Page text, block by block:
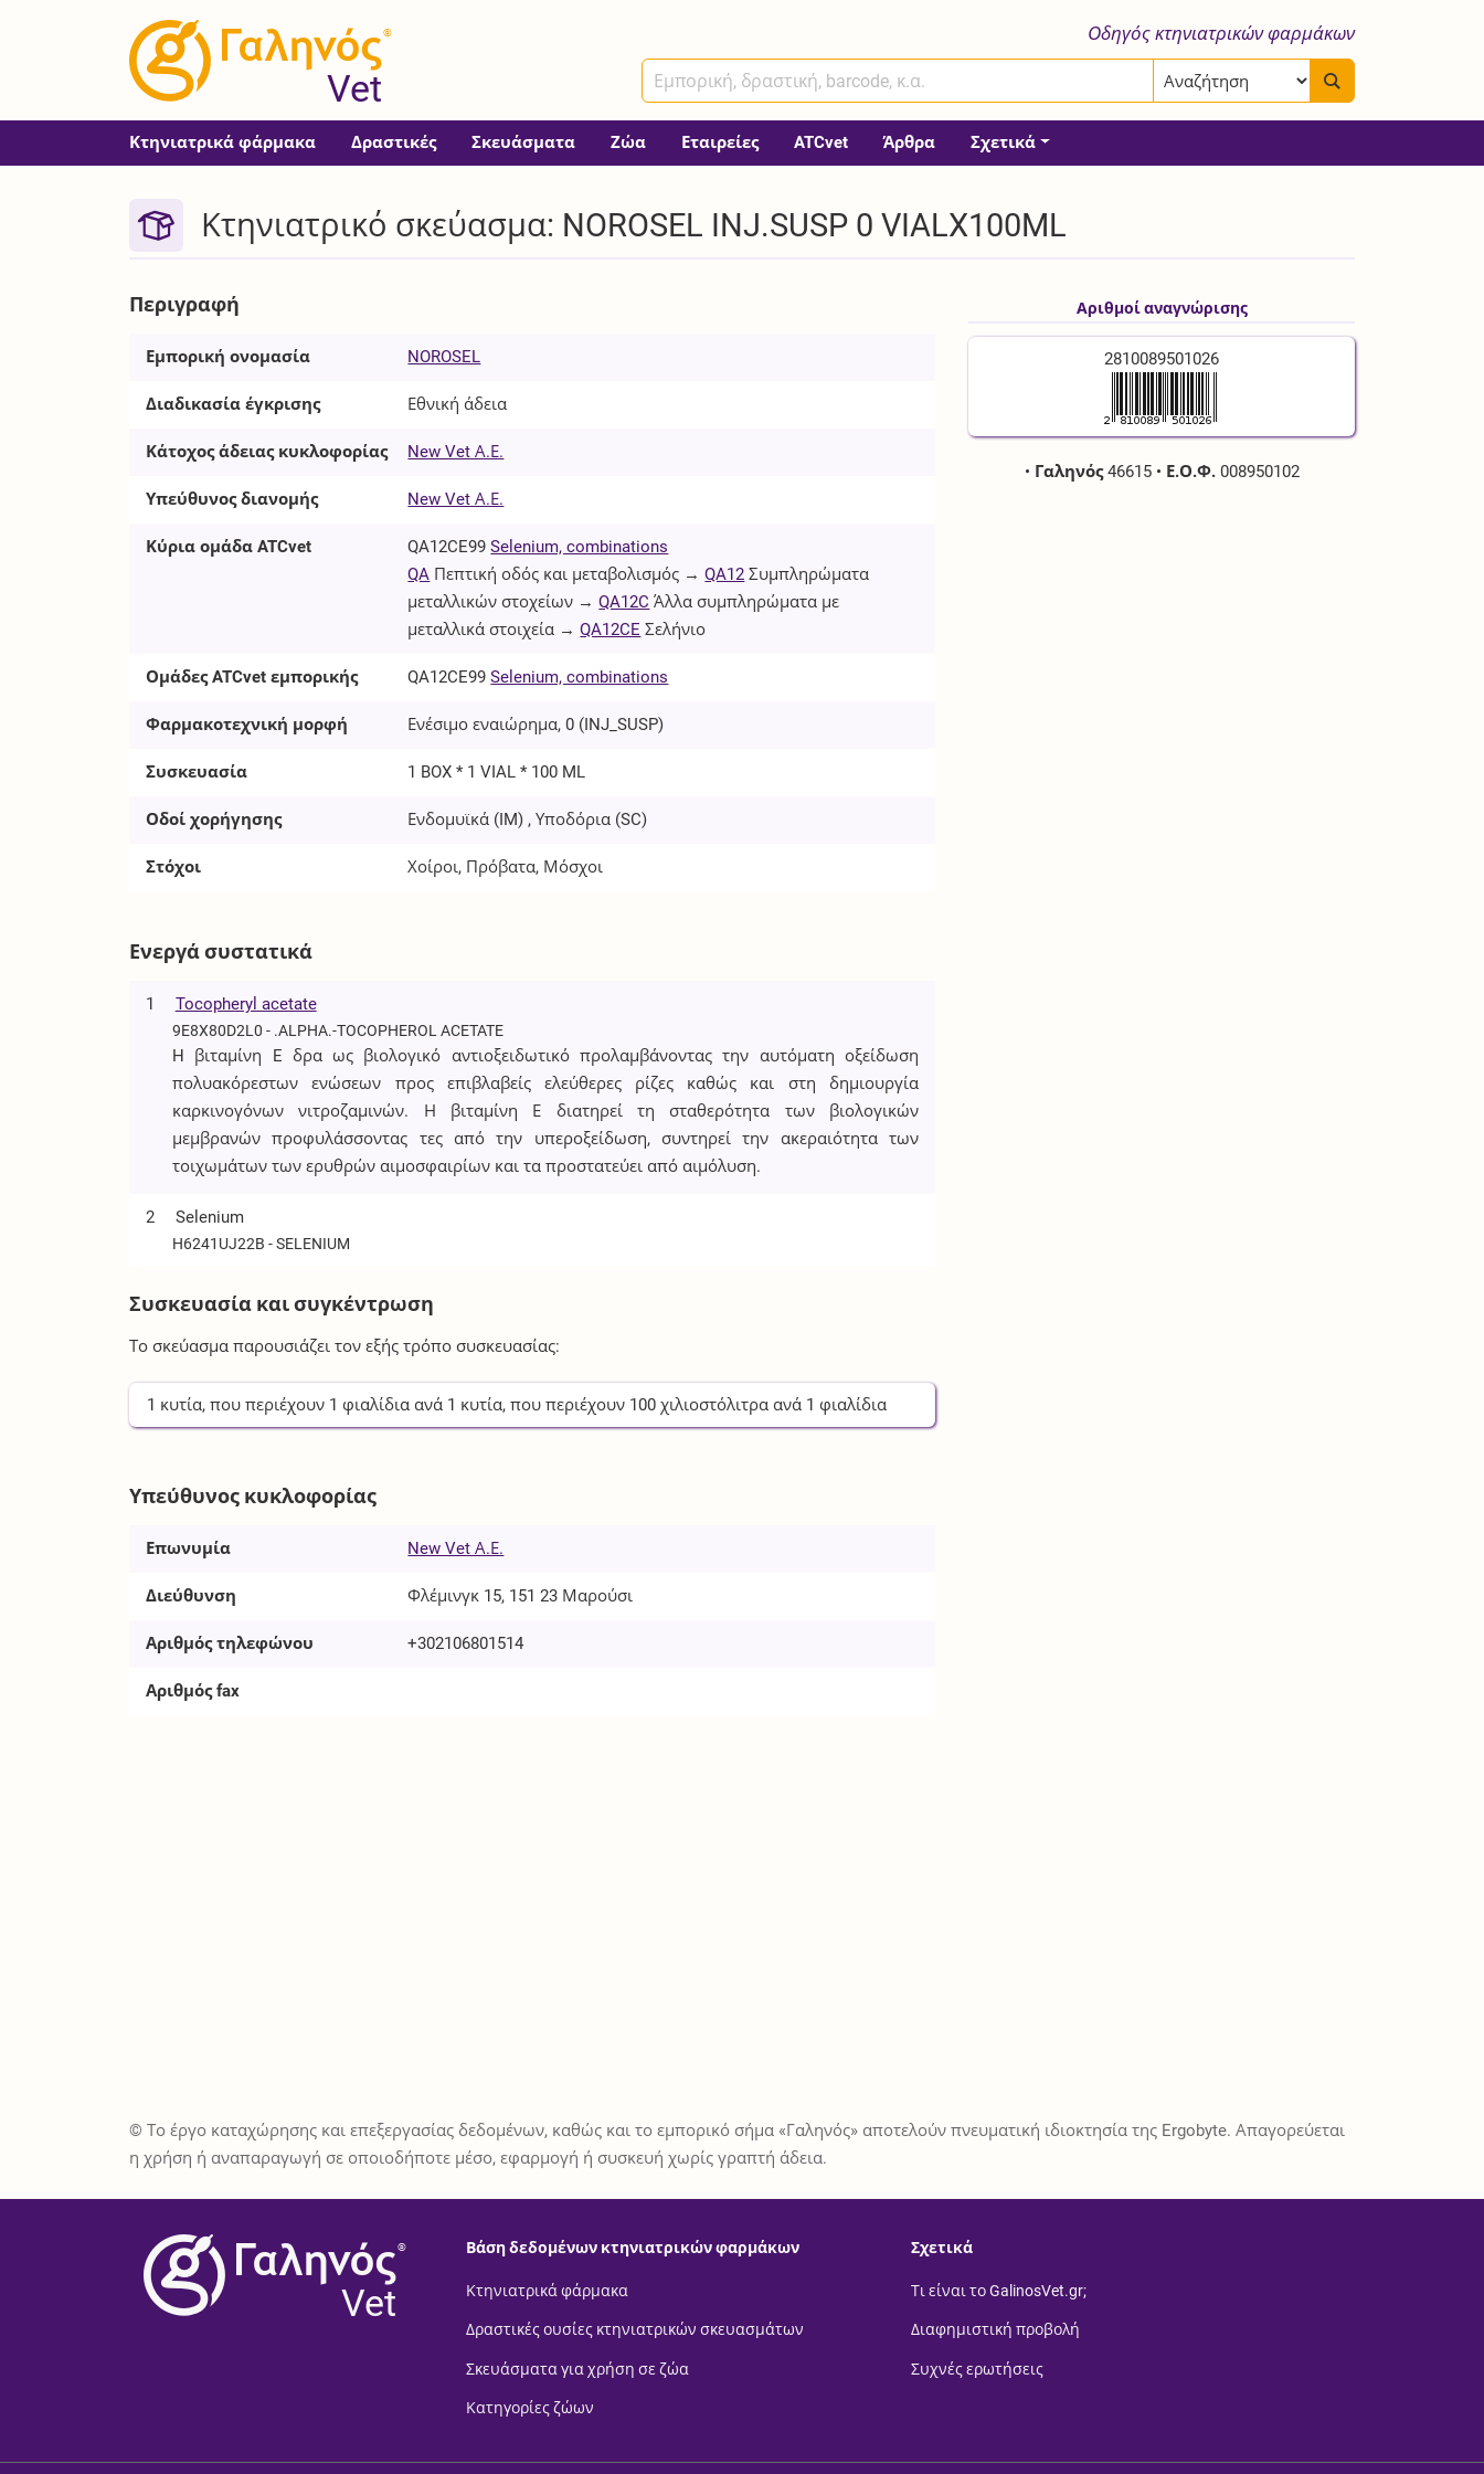
®
Vet
Οδηγός κτηνιατρικών φαρμάκων
Κτηνιατρικά φάρμακα Δραστικές Σκευάσματα Ζώα Εταιρείες ATCvet Άρθρα Σχετικά
Κτηνιατρικό σκεύασμα: NOROSEL INJ.SUSP 0 VIALX100ML
Περιγραφή
Εμπορική ονομασία NOROSEL
Διαδικασία έγκρισης Εθνική άδεια
Κάτοχος άδειας κυκλοφορίας New Vet Α.Ε.
Υπεύθυνος διανομής New Vet Α.Ε.
Κύρια ομάδα ATCvet QA12CE99 Selenium, combinations
QA Πεπτική οδός και μεταβολισμός →QA12 Συμπληρώματα
μεταλλικών στοχείων →QA12C Άλλα συμπληρώματα με
μεταλλικά στοιχεία →QA12CE Σελήνιο
Ομάδες ATCvet εμπορικής QA12CE99 Selenium, combinations
Φαρμακοτεχνική μορφή Ενέσιμο εναιώρημα, 0 (INJ_SUSP)
Συσκευασία 1 BOX * 1 VIAL * 100 ML
Οδοί χορήγησης Ενδομυϊκά (IM) , Υποδόρια (SC)
Στόχοι Χοίροι, Πρόβατα, Μόσχοι
Αριθμοί αναγνώρισης
2810089501026
• Γαληνός46615 • Ε.Ο.Φ.008950102
Ενεργά συστατικά
1 Tocopheryl acetate
9E8X80D2L0 - .ALPHA.-TOCOPHEROL ACETATE
H βιταμίνη E δρα ως βιολογικό αντιοξειδωτικό προλαμβάνοντας την αυτόματη οξείδωση
πολυακόρεστων ενώσεων προς επιβλαβείς ελεύθερες ρίζες καθώς και στη δημιουργία
καρκινογόνων νιτροζαμινών. Η βιταμίνη Ε διατηρεί τη σταθερότητα των βιολογικών
μεμβρανών προφυλάσσοντας τες από την υπεροξείδωση, συντηρεί την ακεραιότητα των
τοιχωμάτων των ερυθρών αιμοσφαιρίων και τα προστατεύει από αιμόλυση.
2 Selenium
H6241UJ22B - SELENIUM
Συσκευασία και συγκέντρωση
Το σκεύασμα παρουσιάζει τον εξής τρόπο συσκευασίας:
1 κυτία, που περιέχουν 1 φιαλίδια ανά 1 κυτία, που περιέχουν 100 χιλιοστόλιτρα ανά 1 φιαλίδια
Υπεύθυνος κυκλοφορίας
Επωνυμία New Vet Α.Ε.
Διεύθυνση Φλέμινγκ 15, 151 23 Μαρούσι
Αριθμός τηλεφώνου +302106801514
Αριθμός fax
© Το έργο καταχώρησης και επεξεργασίας δεδομένων, καθώς και το εμπορικό σήμα «Γαληνός» αποτελούν πνευματική ιδιοκτησία της Ergobyte. Απαγορεύεται
η χρήση ή αναπαραγωγή σε οποιοδήποτε μέσο, εφαρμογή ή συσκευή χωρίς γραπτή άδεια.
®
Vet
Βάση δεδομένων κτηνιατρικών φαρμάκων
Κτηνιατρικά φάρμακα
Δραστικές ουσίες κτηνιατρικών σκευασμάτων
Σκευάσματα για χρήση σε ζώα
Κατηγορίες ζώων
Σχετικά
Τι είναι το GalinosVet.gr;
Διαφημιστική προβολή
Συχνές ερωτήσεις